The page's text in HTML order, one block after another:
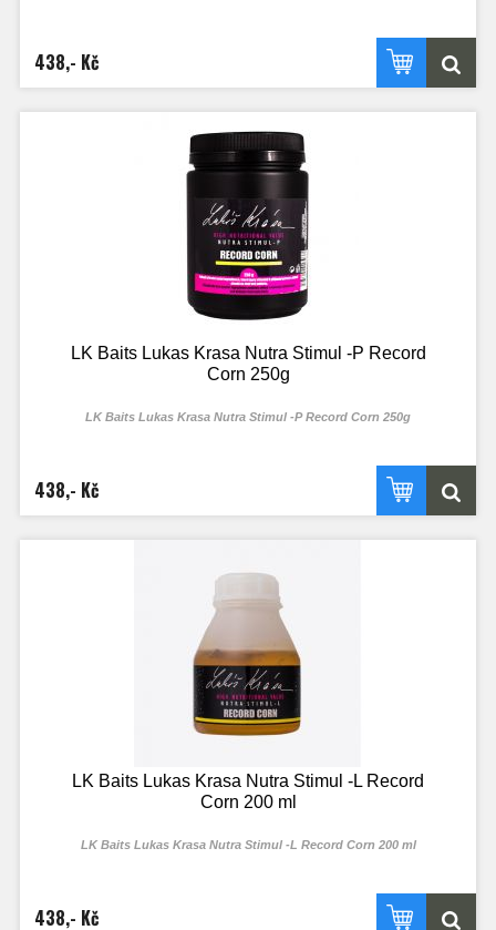
438,- Kč
LK Baits Lukas Krasa Nutra Stimul -P Record
Corn 250g
LK Baits Lukas Krasa Nutra Stimul -P Record Corn 250g
438,- Kč
LK Baits Lukas Krasa Nutra Stimul -L Record
Corn 200 ml
LK Baits Lukas Krasa Nutra Stimul -L Record Corn 200 ml
438,- Kč